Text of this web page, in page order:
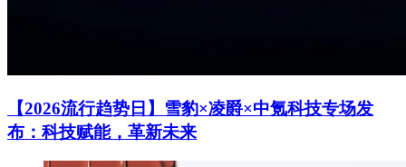
【2026流行趋势日】雪豹×凌爵×中氪科技专场发
布：科技赋能，革新未来